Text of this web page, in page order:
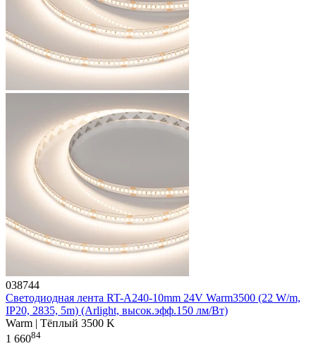
038744
Светодиодная лента RT-A240-10mm 24V Warm3500 (22 W/m,
IP20, 2835, 5m) (Arlight, высок.эфф.150 лм/Вт)
Warm | Тёплый 3500 K
1 66084